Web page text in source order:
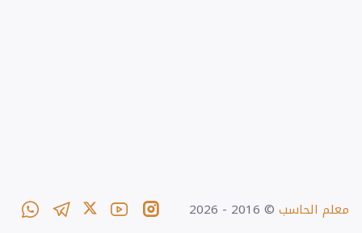
معلم الحاسب © 2016 -
2026